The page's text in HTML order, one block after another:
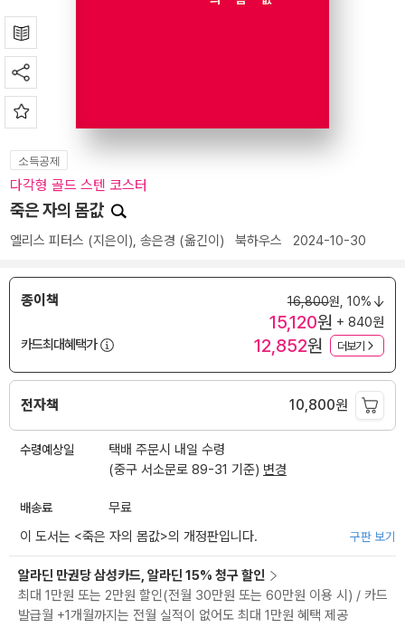
소득공제
다각형 골드 스텐 코스터
죽은 자의 몸값
엘리스 피터스 (지은이), 송은경 (옮긴이) 북하우스 2024-10-30
종이책 16,800원, 10%
15,120원 + 840원
카드최대혜택가
12,852원 더보기
전자책 10,800원
수령예상일
택배 주문시 내일 수령
(중구 서소문로 89-31 기준) 변경
배송료
무료
이 도서는 <죽은 자의 몸값>의 개정판입니다. 구판 보기
알라딘 만권당 삼성카드, 알라딘 15% 청구 할인
최대 1만원 또는 2만원 할인(전월 30만원 또는 60만원 이용 시) / 카드
발급월 +1개월까지는 전월 실적이 없어도 최대 1만원 혜택 제공